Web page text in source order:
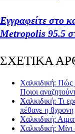
Εγγραφείτε στο
Metropolis 95.5
ΣΧΕΤΙΚΑ
Χαλκιδική: Πώς
Ποιοι
Χαλκιδική: Τι
πέθανε η 8χρονη
Χαλκιδική:
Χαλκιδική: